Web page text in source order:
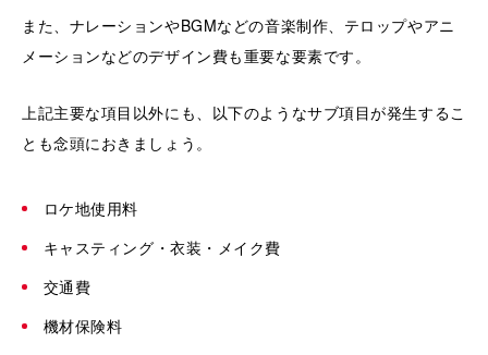
また、ナレーションやBGMなどの音楽制作、テロップやアニ
メーションなどのデザイン費も重要な要素です。
上記主要な項目以外にも、以下のようなサブ項目が発生するこ
とも念頭におきましょう。
ロケ地使用料
キャスティング・衣装・メイク費
交通費
機材保険料